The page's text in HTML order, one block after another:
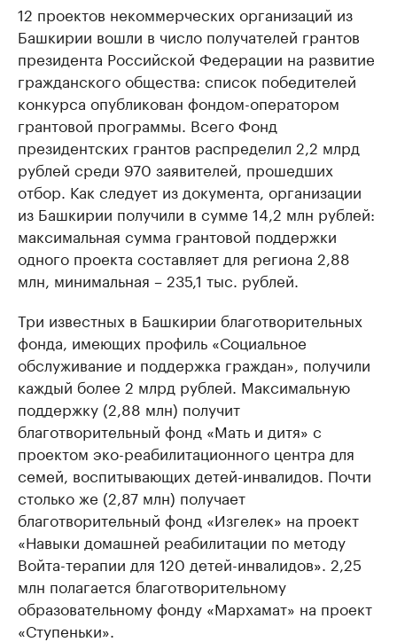
12 проектов некоммерческих организаций из
Башкирии вошли в число получателей грантов
президента Российской Федерации на развитие
гражданского общества: список победителей
конкурса опубликован фондом-оператором
грантовой программы. Всего Фонд
президентских грантов распределил 2,2 млрд
рублей среди 970 заявителей, прошедших
отбор. Как следует из документа, организации
из Башкирии получили в сумме 14,2 млн рублей:
максимальная сумма грантовой поддержки
одного проекта составляет для региона 2,88
млн, минимальная – 235,1 тыс. рублей.
Три известных в Башкирии благотворительных
фонда, имеющих профиль «Социальное
обслуживание и поддержка граждан», получили
каждый более 2 млрд рублей. Максимальную
поддержку (2,88 млн) получит
благотворительный фонд «Мать и дитя» с
проектом эко-реабилитационного центра для
семей, воспитывающих детей-инвалидов. Почти
столько же (2,87 млн) получает
благотворительный фонд «Изгелек» на проект
«Навыки домашней реабилитации по методу
Войта-терапии для 120 детей-инвалидов». 2,25
млн полагается благотворительному
образовательному фонду «Мархамат» на проект
«Ступеньки».